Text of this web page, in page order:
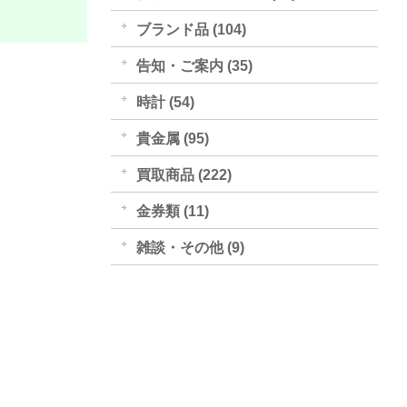
ブランド品 (104)
告知・ご案内 (35)
時計 (54)
貴金属 (95)
買取商品 (222)
金券類 (11)
雑談・その他 (9)